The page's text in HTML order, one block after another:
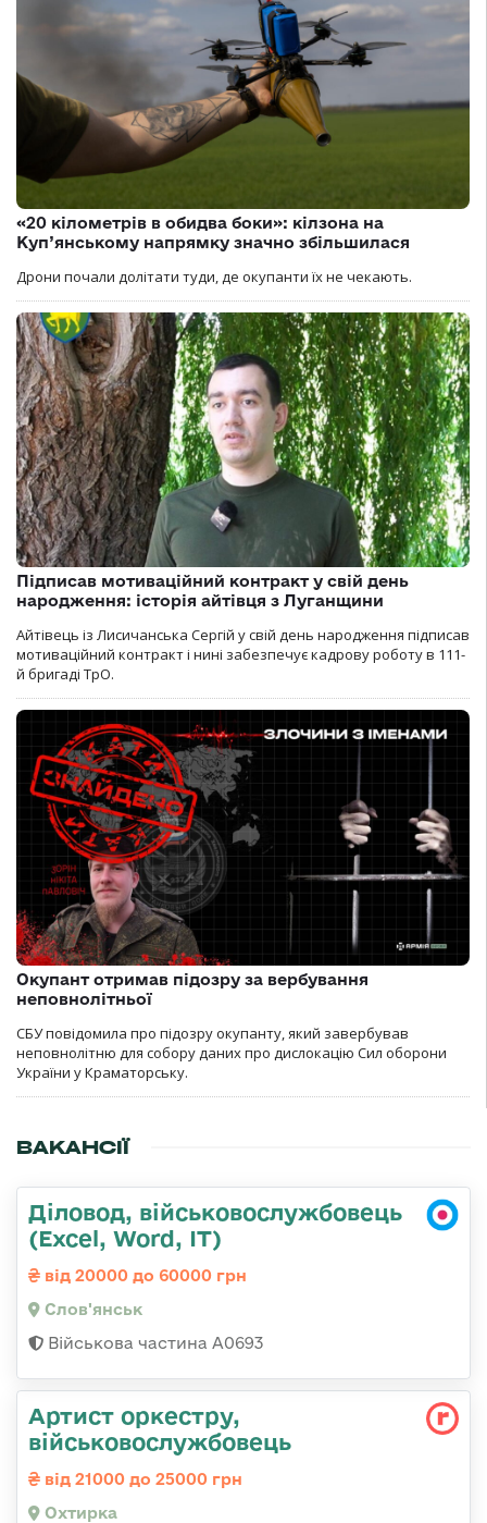
«20 кілометрів в обидва боки»: кілзона на
Куп’янському напрямку значно збільшилася
Дрони почали долітати туди, де окупанти їх не чекають.
Підписав мотиваційний контракт у свій день
народження: історія айтівця з Луганщини
Айтівець із Лисичанська Сергій у свій день народження підписав
мотиваційний контракт і нині забезпечує кадрову роботу в 111-
й бригаді ТрО.
Окупант отримав підозру за вербування
неповнолітньої
СБУ повідомила про підозру окупанту, який завербував
неповнолітню для собору даних про дислокацію Сил оборони
України у Краматорську.
ВАКАНСІЇ
Діловод, військовослужбовець
(Excel, Word, IT)
від 20000 до 60000 грн
Слов'янськ
Військова частина А0693
Артист оркестру,
військовослужбовець
від 21000 до 25000 грн
Охтирка